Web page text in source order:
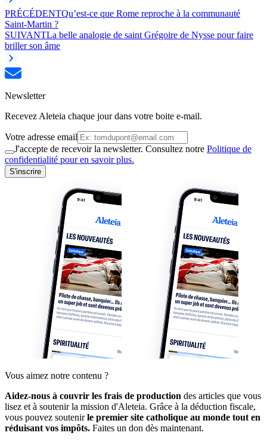
PRÉCÉDENTQu’est-ce que Rome reproche à la communauté
Saint-Martin ?
SUIVANTLa belle analogie de saint Grégoire de Nysse pour faire
briller son âme
Newsletter
Recevez Aleteia chaque jour dans votre boite e-mail.
Votre adresse email
J'accepte de recevoir la newsletter. Consultez notre Politique de
confidentialité pour en savoir plus.
S'inscrire
Vous aimez notre contenu ?
Aidez-nous à couvrir les frais de production des articles que vous
lisez et à soutenir la mission d'Aleteia. Grâce à la déduction fiscale,
vous pouvez soutenirle premier site catholique au monde tout en
réduisant vos impôts. Faites un don dès maintenant.